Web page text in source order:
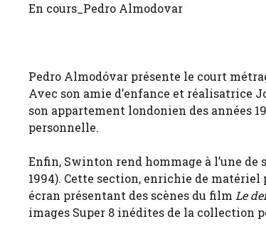
En cours_Pedro Almodovar
Pedro Almodóvar présente le court
Avec son amie d’enfance et réalisatrice
son appartement londonien des années
personnelle.
Enfin, Swinton rend hommage à l’une
1994). Cette section, enrichie de
écran présentant des scènes du film Le
images Super 8 inédites de la collection